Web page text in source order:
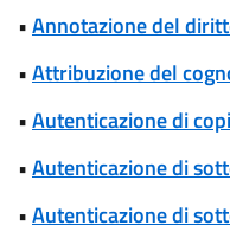
•Annotazione del
•Attribuzione del
•Autenticazione di
•Autenticazione di
•Autenticazione di